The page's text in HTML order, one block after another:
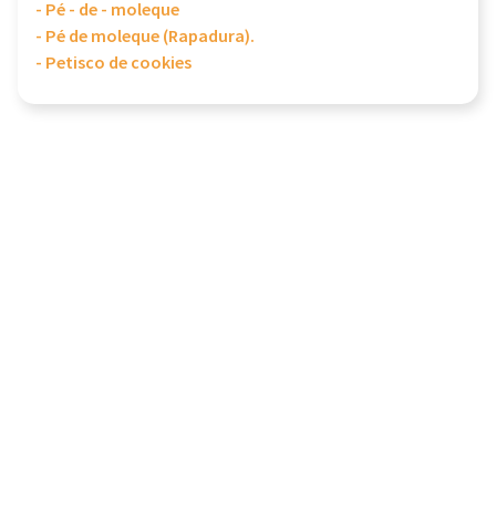
- Pé - de - moleque
- Pé de moleque (Rapadura).
- Petisco de cookies